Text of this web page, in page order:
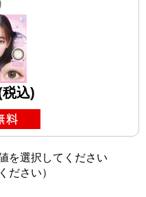
込)
を選択してください
ださい）